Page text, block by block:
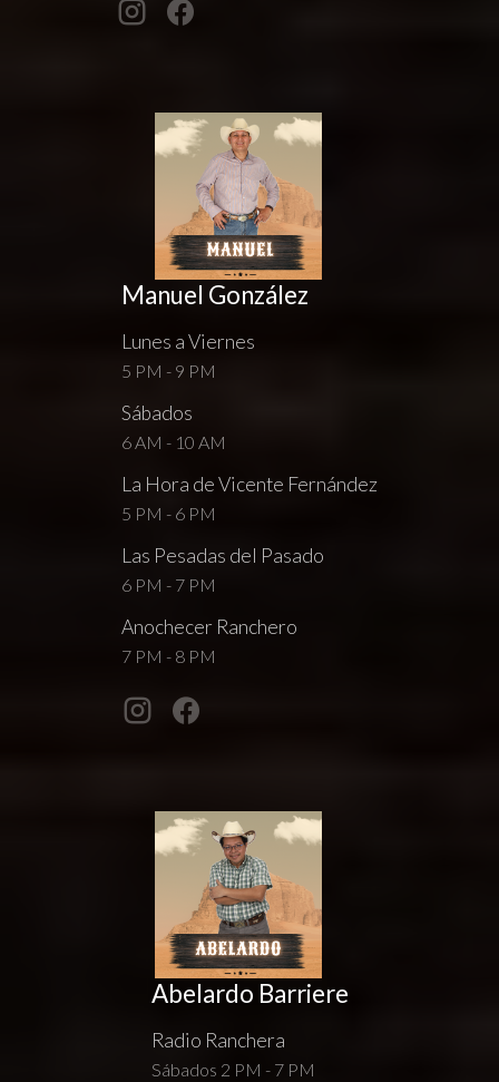
Manuel González
Lunes a Viernes
5 PM - 9 PM
Sábados
6 AM - 10 AM
La Hora de Vicente Fernández
5 PM - 6 PM
Las Pesadas del Pasado
6 PM - 7 PM
Anochecer Ranchero
7 PM - 8 PM
Abelardo Barriere
Radio Ranchera
Sábados 2 PM - 7 PM